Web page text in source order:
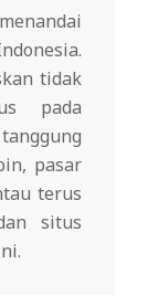
tidak
pada
pasar
terus
situs